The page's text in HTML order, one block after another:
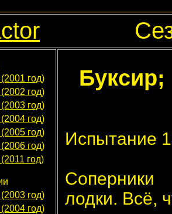
год)
год)
год)
год)
год)
год)
год)
год)
год)
Буксир;
Испытание
Соперники
лодки. Всё,